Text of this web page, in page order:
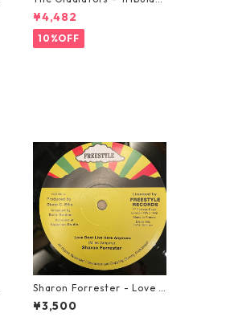
on【7-21365】
¥4,482
10%OFF
Sharon Forrester - Love D
on't Live Here Anymore
【12-50068】
¥3,500